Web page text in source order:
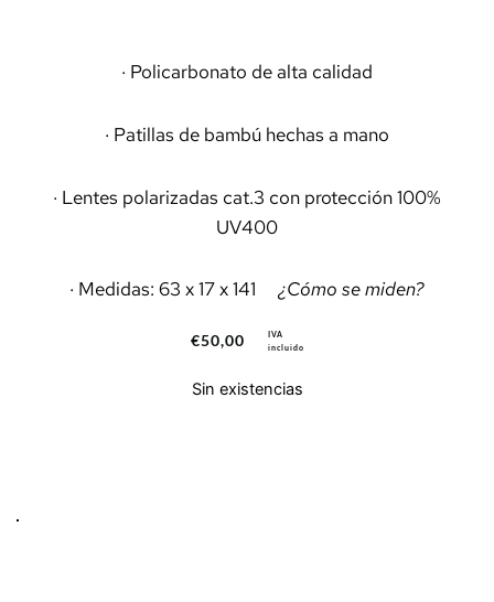
· Policarbonato de alta calidad
· Patillas de bambú hechas a mano
· Lentes polarizadas cat.3 con protección 100%
UV400
· Medidas: 63 x 17 x 141 ¿Cómo se miden?
€50,00
IVA
incluido
Sin existencias